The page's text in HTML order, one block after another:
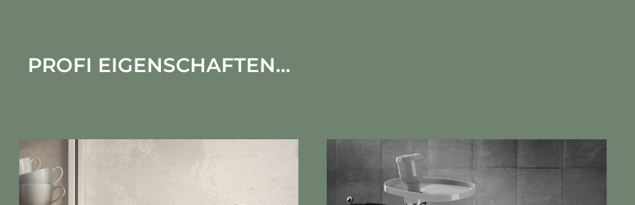
PROFI EIGENSCHAFTEN...